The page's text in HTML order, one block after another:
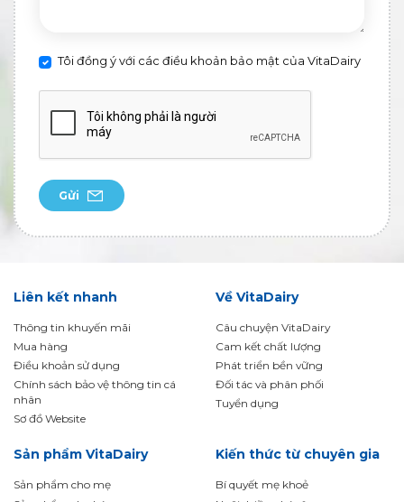
Tôi đồng ý với các điều khoản bảo mật của VitaDairy
Gửi
Liên kết nhanh
Thông tin khuyến mãi
Mua hàng
Điều khoản sử dụng
Chính sách bảo vệ thông tin cá
nhân
Sơ đồ Website
Về VitaDairy
Câu chuyện VitaDairy
Cam kết chất lượng
Phát triển bền vững
Đối tác và phân phối
Tuyển dụng
Sản phẩm VitaDairy
Sản phẩm cho mẹ
Kiến thức từ chuyên gia
Bí quyết mẹ khoẻ